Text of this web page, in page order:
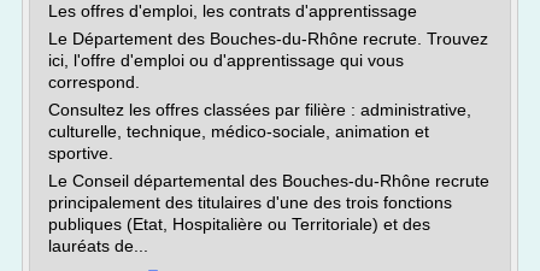
Les offres d'emploi, les contrats d'apprentissage
Le Département des Bouches-du-Rhône recrute. Trouvez
ici, l'offre d'emploi ou d'apprentissage qui vous
correspond.
Consultez les offres classées par filière : administrative,
culturelle, technique, médico-sociale, animation et
sportive.
Le Conseil départemental des Bouches-du-Rhône recrute
principalement des titulaires d'une des trois fonctions
publiques (Etat, Hospitalière ou Territoriale) et des
lauréats de...